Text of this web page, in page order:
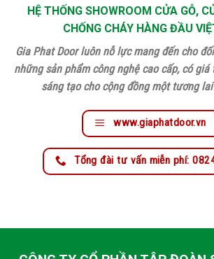
HỆ THỐNG SHOWROOM CỬA GỖ,
CHỐNG CHÁY HÀNG ĐẦU
Gia Phat Door luôn nỗ lực mang đến cho
những sản phẩm công nghệ cao cấp, có
sáng tạo cho cộng đồng một tương
www.giaphatdoor.vn
Tổng đài tư vấn miễn phí: